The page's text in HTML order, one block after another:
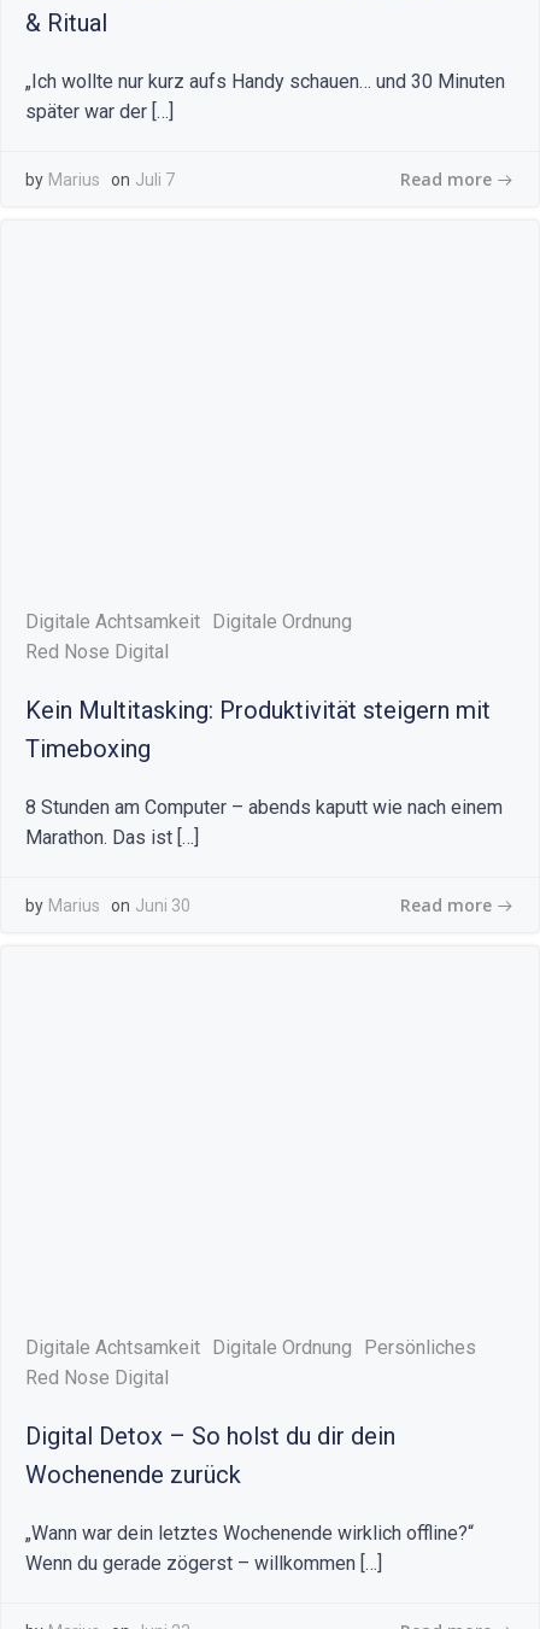
& Ritual
„Ich wollte nur kurz aufs Handy schauen… und 30 Minuten
später war der […]
by Marius on Juli 7 Read more
Digitale Achtsamkeit Digitale Ordnung
Red Nose Digital
Kein Multitasking: Produktivität steigern mit
Timeboxing
8 Stunden am Computer – abends kaputt wie nach einem
Marathon. Das ist […]
by Marius on Juni 30 Read more
Digitale Achtsamkeit Digitale Ordnung
Persönliches
Red Nose Digital
Digital Detox – So holst du dir dein
Wochenende zurück
„Wann war dein letztes Wochenende wirklich offline?“
Wenn du gerade zögerst – willkommen […]